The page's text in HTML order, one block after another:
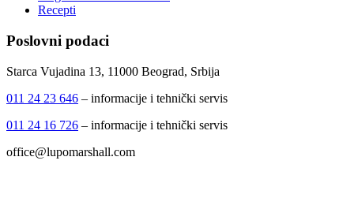
Recepti
Poslovni podaci
Starca Vujadina 13, 11000 Beograd, Srbija
011 24 23 646 – informacije i tehnički servis
011 24 16 726 – informacije i tehnički servis
office@lupomarshall.com